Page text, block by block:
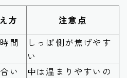
方
注意点
間
しっぽ側が焦げやす
い
い
中は温まりやすいの